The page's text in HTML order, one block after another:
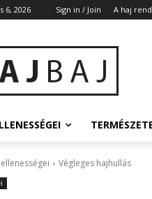
6, 2026 Sign in / Join A haj
Végleges hajhullás